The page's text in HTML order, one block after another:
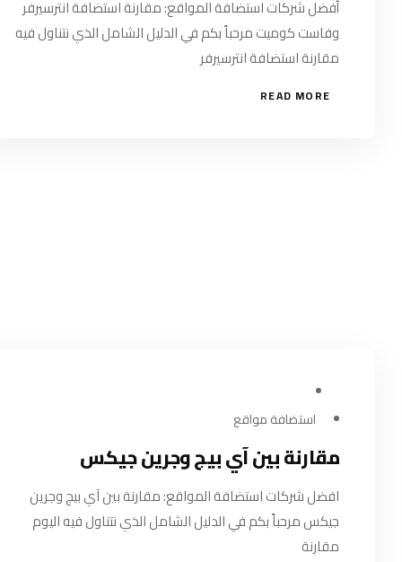
أفضل شركات استضافة المواقع: مقارنة استضافة انترسيرفر
وفاست كوميت مرحباً بكم في الدليل الشامل الذي نتناول فيه
مقارنة استضافة انترسيرفر
READ MORE
استضافة مواقع
مقارنة بين آي بيج وجرين جيكس
افضل شركات استضافة المواقع: مقارنة بين آي بيج وجرين
جيكس مرحباً بكم في الدليل الشامل الذي نتناول فيه اليوم
مقارنة